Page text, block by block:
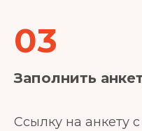
03
Заполнить
Ссылку на анкету